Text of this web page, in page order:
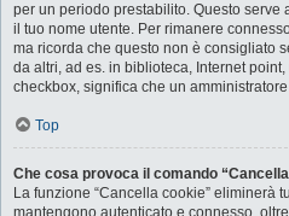
per un periodo prestabilito. Questo serve
il tuo nome utente. Per rimanere
ma ricorda che questo non è consigliato
da altri, ad es. in biblioteca, Internet
checkbox, significa che un
Top
Che cosa provoca il comando
La funzione “Cancella cookie” eliminerà
mantengono autenticato e connesso,